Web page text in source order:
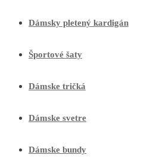
Dámsky pletený kardigán
Športové šaty
Dámske tričká
Dámske svetre
Dámske bundy